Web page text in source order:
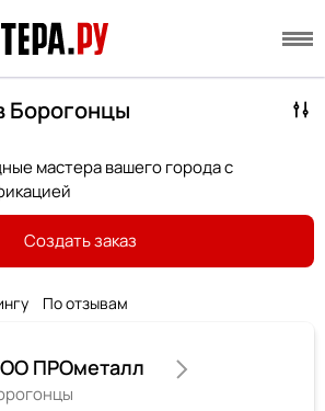
Борогонцы
мастера вашего города с
Создать заказ
По отзывам
ПРОметалл